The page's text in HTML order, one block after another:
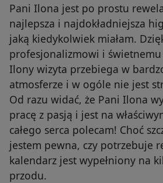
Pani Ilona jest po prostu
najlepsza i najdokładniejsza
jaką kiedykolwiek miałam.
profesjonalizmowi i
Ilony wizyta przebiega w
atmosferze i w ogóle nie jest
Od razu widać, że Pani Ilona
pracę z pasją i jest na
całego serca polecam! Choć
jestem pewna, czy potrzebuje
kalendarz jest wypełniony na
przodu.